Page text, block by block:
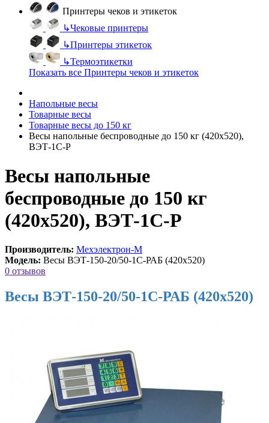
Принтеры чеков и этикеток
↳Чековые принтеры
↳Принтеры этикеток
↳Термоэтикетки
Показать все Принтеры чеков и этикеток
Напольные весы
Товарные весы
Товарные весы до 150 кг
Весы напольные беспроводные до 150 кг (420х520),
ВЭТ-1С-Р
Весы напольные
беспроводные до 150 кг
(420х520), ВЭТ-1С-Р
Производитель: Мехэлектрон-М
Модель: Весы ВЭТ-150-20/50-1С-РАБ (420х520)
0 отзывов
Весы ВЭТ-150-20/50-1С-РАБ (420х520)